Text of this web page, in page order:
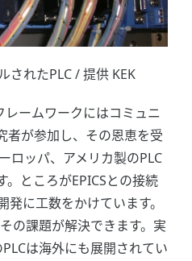
されたPLC / 提供 KEK
レームワークにはコミュニ
者が参加し、その恩恵を受
ロッパ、アメリカ製のPLC
。ところがEPICSとの接続
に工数をかけています。
の課題が解決できます。実
は海外にも展開されてい